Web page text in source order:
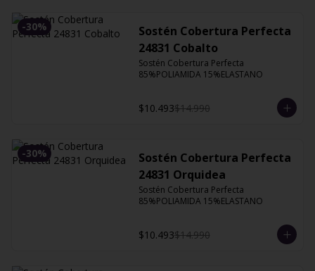
-30%
Sostén Cobertura Perfecta
24831 Cobalto
Sostén Cobertura Perfecta
85%POLIAMIDA 15%ELASTANO
$10.493$14.990
-30%
Sostén Cobertura Perfecta
24831 Orquidea
Sostén Cobertura Perfecta
85%POLIAMIDA 15%ELASTANO
$10.493$14.990